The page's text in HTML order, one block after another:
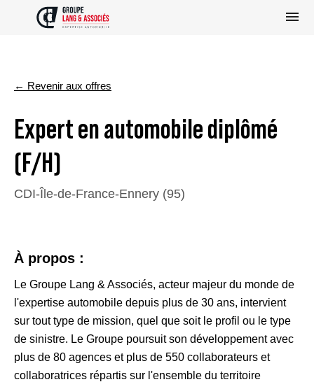
← Revenir aux offres
Expert en automobile diplômé
(F/H)
CDI-Île-de-France-Ennery (95)
À propos :
Le Groupe Lang & Associés, acteur majeur du monde de
l'expertise automobile depuis plus de 30 ans, intervient
sur tout type de mission, quel que soit le profil ou le type
de sinistre. Le Groupe poursuit son développement avec
plus de 80 agences et plus de 550 collaborateurs et
collaboratrices répartis sur l'ensemble du territoire